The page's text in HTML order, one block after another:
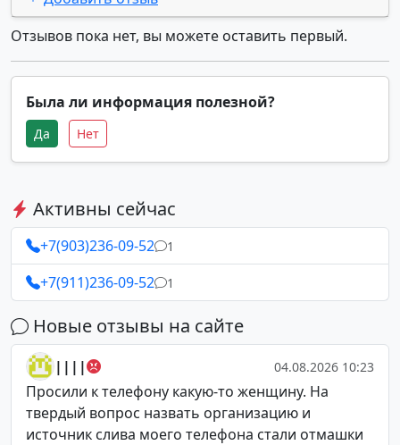
Отзывов пока нет, вы можете оставить первый.
Была ли информация полезной?
Да Нет
Активны сейчас
+7(903)236-09-52 1
+7(911)236-09-52 1
Новые отзывы на сайте
|||| 04.08.2026 10:23
Просили к телефону какую-то женщину. На
твердый вопрос назвать организацию и
источник слива моего телефона стали отмашки